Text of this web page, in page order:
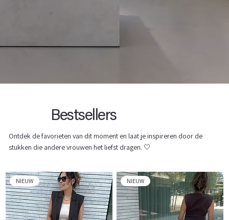
Bestsellers
Ontdek de favorieten van dit moment en laat je inspireren door de
stukken die andere vrouwen het liefst dragen. 🤍
NIEUW NIEUW